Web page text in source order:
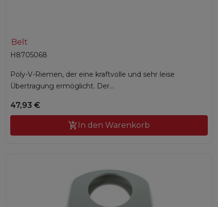
Belt
H8705068
Poly-V-Riemen, der eine kraftvolle und sehr leise
Übertragung ermöglicht. Der...
47,93 €
 In den Warenkorb